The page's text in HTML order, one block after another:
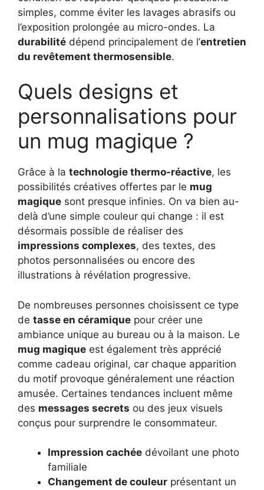
simples, comme éviter les lavages abrasifs ou
l’exposition prolongée au micro-ondes. La
durabilité dépend principalement de l’entretien
du revêtement thermosensible.
Quels designs et
personnalisations pour
un mug magique ?
Grâce à la technologie thermo-réactive, les
possibilités créatives offertes par le mug
magique sont presque infinies. On va bien au-
delà d’une simple couleur qui change : il est
désormais possible de réaliser des
impressions complexes, des textes, des
photos personnalisées ou encore des
illustrations à révélation progressive.
De nombreuses personnes choisissent ce type
de tasse en céramique pour créer une
ambiance unique au bureau ou à la maison. Le
mug magique est également très apprécié
comme cadeau original, car chaque apparition
du motif provoque généralement une réaction
amusée. Certaines tendances incluent même
des messages secrets ou des jeux visuels
conçus pour surprendre le consommateur.
Impression cachée dévoilant une photo
familiale
Changement de couleur présentant un